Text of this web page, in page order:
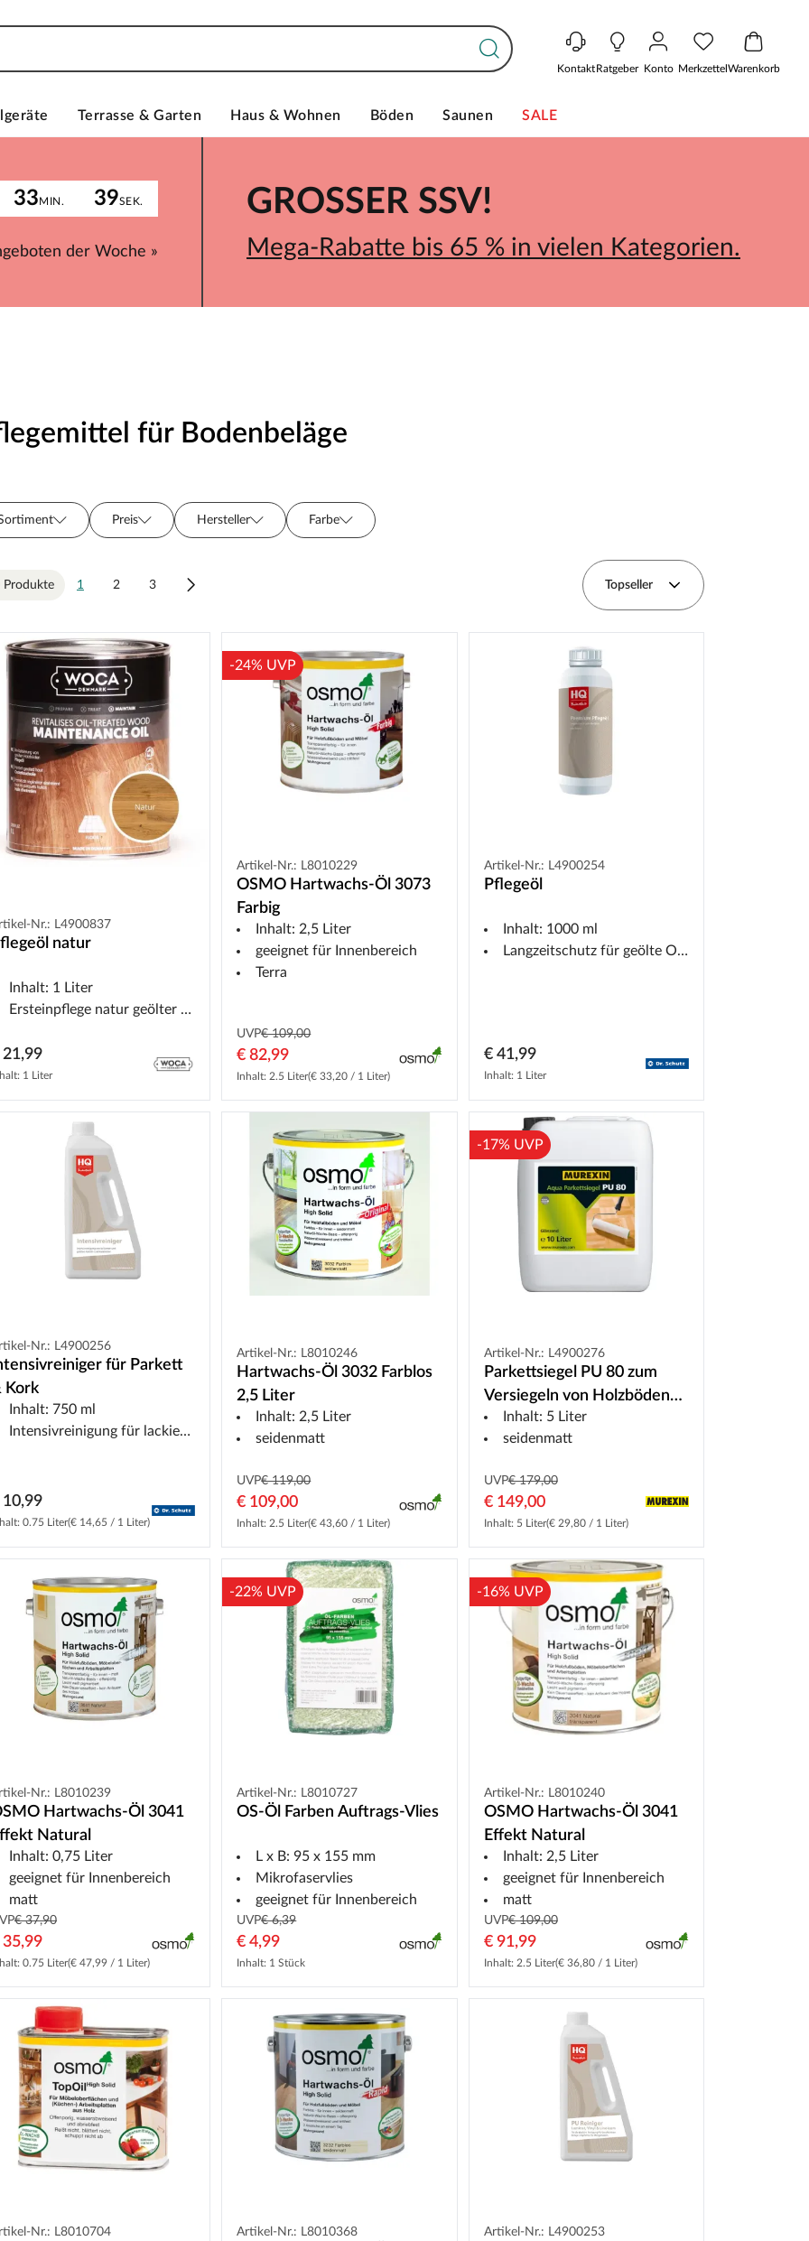
KontaktRatgeber Konto MerkzettelWarenkorb
Terrasse & Garten Haus & Wohnen Böden Saunen SALE
33MIN. 39SEK.
der Woche »
GROSSER SSV!
Mega-Rabatte bis 65 % in vielen Kategorien.
für Bodenbeläge
Preis Hersteller Farbe
Produkte 1 2 3 Topseller
Nr.: L4900837
natur
Inhalt: 1 Liter
Ersteinpflege natur geölter Holzoberflächen im Innenbereich
21,99
1 Liter
-24% UVP
Artikel-Nr.: L8010229
OSMO Hartwachs-Öl 3073
Farbig
Inhalt: 2,5 Liter
geeignet für Innenbereich
Terra
UVP€ 109,00
€ 82,99
Inhalt: 2.5 Liter(€ 33,20 / 1 Liter)
Artikel-Nr.: L4900254
Pflegeöl
Inhalt: 1000 ml
Langzeitschutz für geölte Oberflächen
€ 41,99
Inhalt: 1 Liter
Nr.: L4900256
für Parkett
Kork
Inhalt: 750 ml
Intensivreinigung für lackierte und geölte Oberflächen
10,99
0.75 Liter(€ 14,65 / 1 Liter)
Artikel-Nr.: L8010246
Hartwachs-Öl 3032 Farblos
2,5 Liter
Inhalt: 2,5 Liter
seidenmatt
UVP€ 119,00
€ 109,00
Inhalt: 2.5 Liter(€ 43,60 / 1 Liter)
-17% UVP
Artikel-Nr.: L4900276
Parkettsiegel PU 80 zum
Versiegeln von Holzböden
und Parkett
Inhalt: 5 Liter
seidenmatt
UVP€ 179,00
€ 149,00
Inhalt: 5 Liter(€ 29,80 / 1 Liter)
Nr.: L8010239
Hartwachs-Öl 3041
Natural
Inhalt: 0,75 Liter
geeignet für Innenbereich
matt
€ 37,90
35,99
0.75 Liter(€ 47,99 / 1 Liter)
-22% UVP
Artikel-Nr.: L8010727
OS-Öl Farben Auftrags-Vlies
L x B: 95 x 155 mm
Mikrofaservlies
geeignet für Innenbereich
UVP€ 6,39
€ 4,99
Inhalt: 1 Stück
-16% UVP
Artikel-Nr.: L8010240
OSMO Hartwachs-Öl 3041
Effekt Natural
Inhalt: 2,5 Liter
geeignet für Innenbereich
matt
UVP€ 109,00
€ 91,99
Inhalt: 2.5 Liter(€ 36,80 / 1 Liter)
Nr.: L8010704 Artikel-Nr.: L8010368 Artikel-Nr.: L4900253